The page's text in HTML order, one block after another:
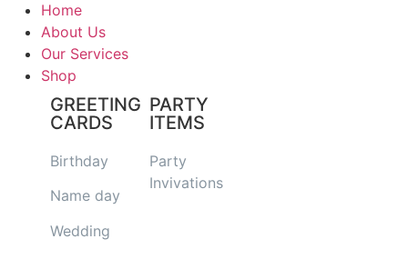
Home
About Us
Our Services
Shop
GREETING
CARDS
Birthday
Name day
Wedding
PARTY
ITEMS
Party
Invivations